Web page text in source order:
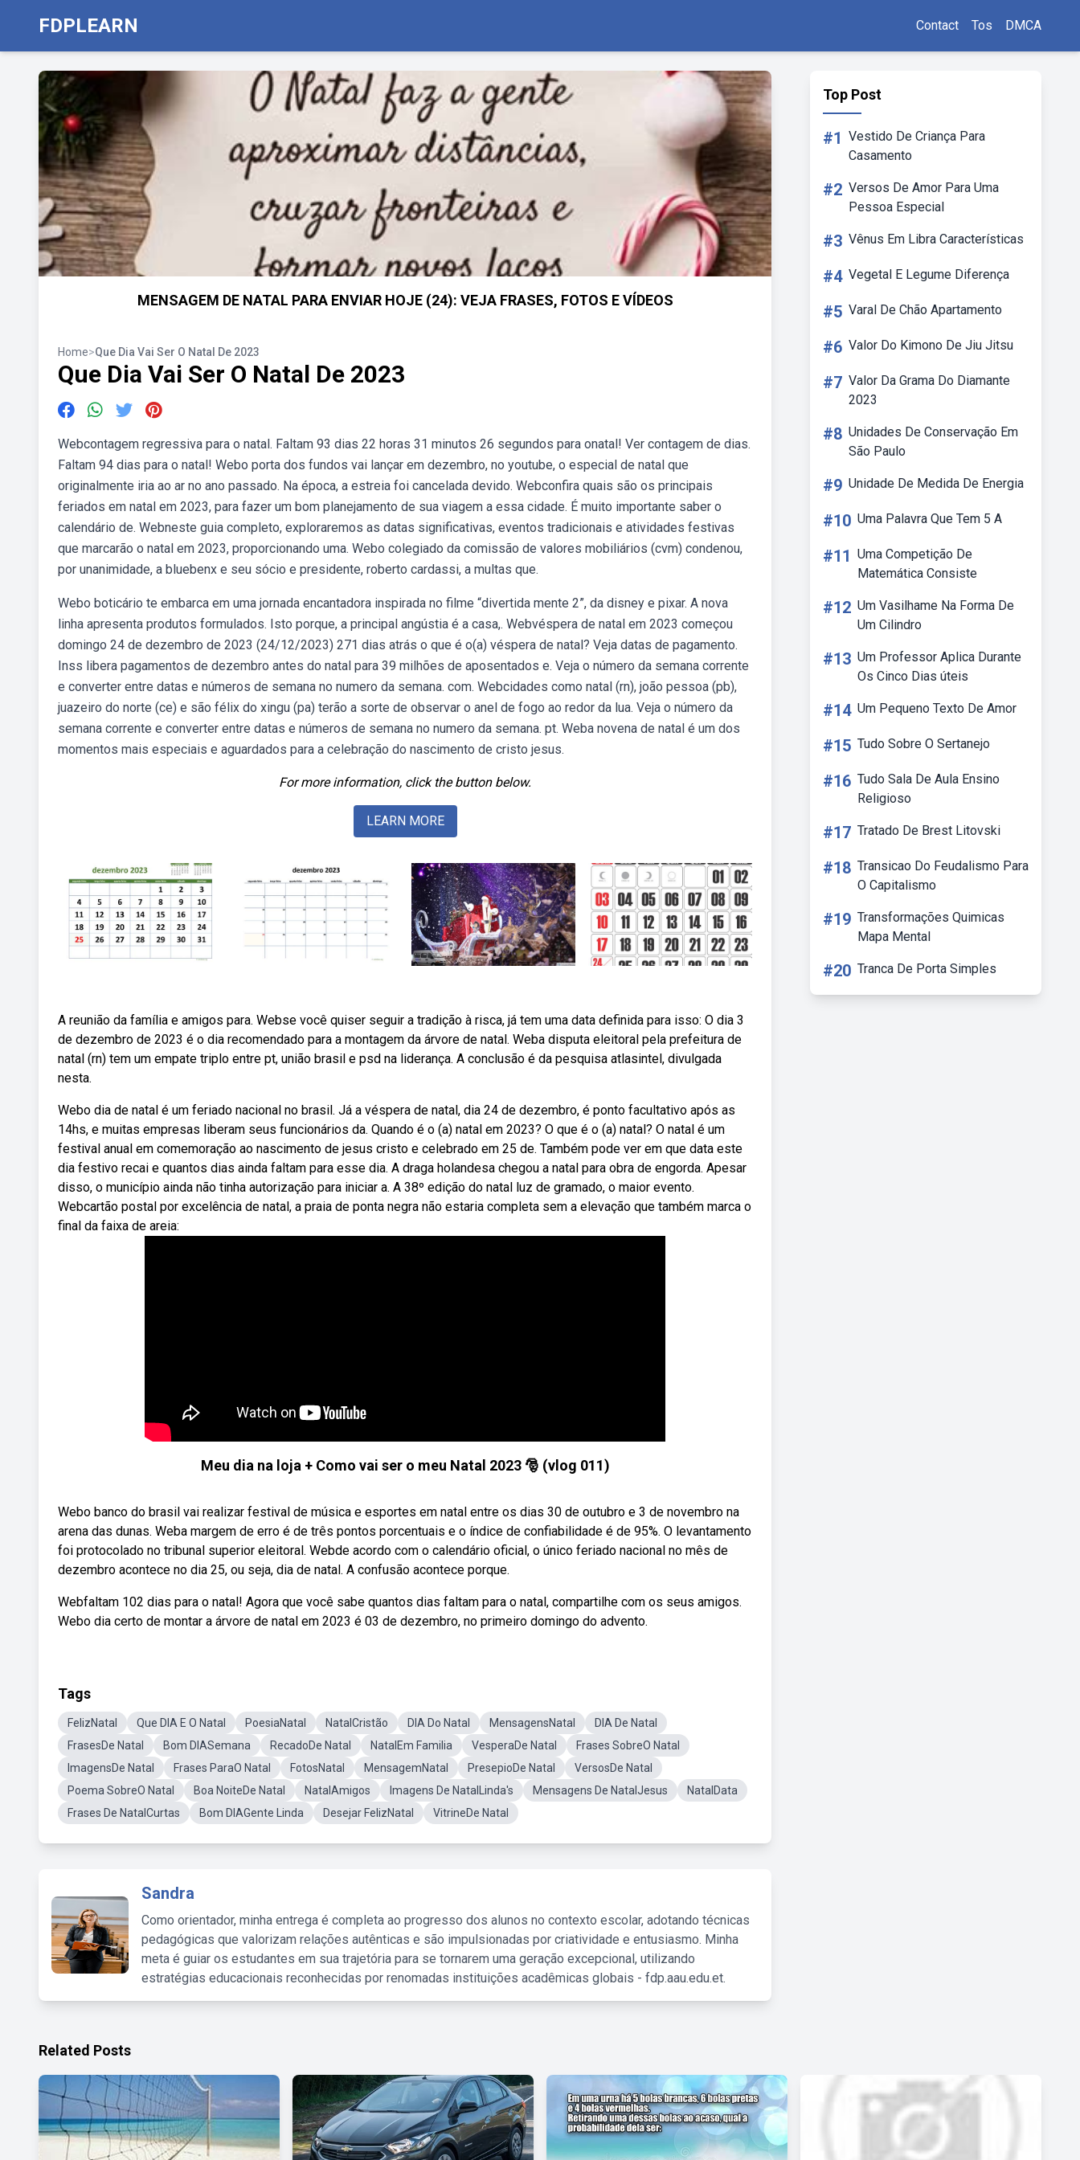
FDPLEARN Contact Tos DMCA
MENSAGEM DE NATAL PARA ENVIAR HOJE (24): VEJA FRASES, FOTOS E VÍDEOS
Home>Que Dia Vai Ser O Natal De 2023
Que Dia Vai Ser O Natal De 2023
Webcontagem regressiva para o natal. Faltam 93 dias 22 horas 31 minutos 26 segundos para onatal! Ver contagem de dias.
Faltam 94 dias para o natal! Webo porta dos fundos vai lançar em dezembro, no youtube, o especial de natal que
originalmente iria ao ar no ano passado. Na época, a estreia foi cancelada devido. Webconfira quais são os principais
feriados em natal em 2023, para fazer um bom planejamento de sua viagem a essa cidade. É muito importante saber o
calendário de. Webneste guia completo, exploraremos as datas significativas, eventos tradicionais e atividades festivas
que marcarão o natal em 2023, proporcionando uma. Webo colegiado da comissão de valores mobiliários (cvm) condenou,
por unanimidade, a bluebenx e seu sócio e presidente, roberto cardassi, a multas que.
Webo boticário te embarca em uma jornada encantadora inspirada no filme “divertida mente 2”, da disney e pixar. A nova
linha apresenta produtos formulados. Isto porque, a principal angústia é a casa,. Webvéspera de natal em 2023 começou
domingo 24 de dezembro de 2023 (24/12/2023) 271 dias atrás o que é o(a) véspera de natal? Veja datas de pagamento.
Inss libera pagamentos de dezembro antes do natal para 39 milhões de aposentados e. Veja o número da semana corrente
e converter entre datas e números de semana no numero da semana. com. Webcidades como natal (rn), joão pessoa (pb),
juazeiro do norte (ce) e são félix do xingu (pa) terão a sorte de observar o anel de fogo ao redor da lua. Veja o número da
semana corrente e converter entre datas e números de semana no numero da semana. pt. Weba novena de natal é um dos
momentos mais especiais e aguardados para a celebração do nascimento de cristo jesus.
For more information, click the button below.
LEARN MORE
A reunião da família e amigos para. Webse você quiser seguir a tradição à risca, já tem uma data definida para isso: O dia 3
de dezembro de 2023 é o dia recomendado para a montagem da árvore de natal. Weba disputa eleitoral pela prefeitura de
natal (rn) tem um empate triplo entre pt, união brasil e psd na liderança. A conclusão é da pesquisa atlasintel, divulgada
nesta.
Webo dia de natal é um feriado nacional no brasil. Já a véspera de natal, dia 24 de dezembro, é ponto facultativo após as
14hs, e muitas empresas liberam seus funcionários da. Quando é o (a) natal em 2023? O que é o (a) natal? O natal é um
festival anual em comemoração ao nascimento de jesus cristo e celebrado em 25 de. Também pode ver em que data este
dia festivo recai e quantos dias ainda faltam para esse dia. A draga holandesa chegou a natal para obra de engorda. Apesar
disso, o município ainda não tinha autorização para iniciar a. A 38º edição do natal luz de gramado, o maior evento.
Webcartão postal por excelência de natal, a praia de ponta negra não estaria completa sem a elevação que também marca o
final da faixa de areia:
Meu dia na loja + Como vai ser o meu Natal 2023 🎅 (vlog 011)
Webo banco do brasil vai realizar festival de música e esportes em natal entre os dias 30 de outubro e 3 de novembro na
arena das dunas. Weba margem de erro é de três pontos porcentuais e o índice de confiabilidade é de 95%. O levantamento
foi protocolado no tribunal superior eleitoral. Webde acordo com o calendário oficial, o único feriado nacional no mês de
dezembro acontece no dia 25, ou seja, dia de natal. A confusão acontece porque.
Webfaltam 102 dias para o natal! Agora que você sabe quantos dias faltam para o natal, compartilhe com os seus amigos.
Webo dia certo de montar a árvore de natal em 2023 é 03 de dezembro, no primeiro domingo do advento.
Tags
FelizNatal Que DIA E O Natal PoesiaNatal NatalCristão DIA Do Natal MensagensNatal
DIA De Natal
FrasesDe Natal
Bom DIASemana RecadoDe Natal NatalEm Familia VesperaDe Natal
Frases SobreO Natal
ImagensDe Natal
Frases ParaO Natal FotosNatal MensagemNatal PresepioDe Natal
VersosDe Natal
Poema SobreO Natal
Boa NoiteDe Natal NatalAmigos Imagens De NatalLinda's Mensagens De NatalJesus
NatalData
Frases De NatalCurtas
Bom DIAGente Linda Desejar FelizNatal VitrineDe Natal
Sandra
Como orientador, minha entrega é completa ao progresso dos alunos no contexto escolar, adotando técnicas
pedagógicas que valorizam relações autênticas e são impulsionadas por criatividade e entusiasmo. Minha
meta é guiar os estudantes em sua trajetória para se tornarem uma geração excepcional, utilizando
estratégias educacionais reconhecidas por renomadas instituições acadêmicas globais - fdp.aau.edu.et.
Top Post
#1 Vestido De Criança Para
Casamento
#2 Versos De Amor Para Uma
Pessoa Especial
#3 Vênus Em Libra Características
#4 Vegetal E Legume Diferença
#5 Varal De Chão Apartamento
#6 Valor Do Kimono De Jiu Jitsu
#7 Valor Da Grama Do Diamante
2023
#8 Unidades De Conservação Em
São Paulo
#9 Unidade De Medida De Energia
#10 Uma Palavra Que Tem 5 A
#11 Uma Competição De
Matemática Consiste
#12 Um Vasilhame Na Forma De
Um Cilindro
#13 Um Professor Aplica Durante
Os Cinco Dias úteis
#14 Um Pequeno Texto De Amor
#15 Tudo Sobre O Sertanejo
#16 Tudo Sala De Aula Ensino
Religioso
#17 Tratado De Brest Litovski
#18 Transicao Do Feudalismo Para
O Capitalismo
#19 Transformações Quimicas
Mapa Mental
#20 Tranca De Porta Simples
Related Posts